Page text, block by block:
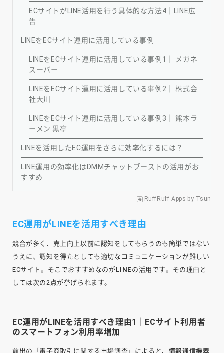
ECサイトがLINE活用を行う具体的な方法4｜LINE広
告
LINEをECサイト運用に活用している事例
LINEをECサイト運用に活用している事例1｜ メガネ
スーパー
LINEをECサイト運用に活用している事例2｜ 株式会
社大川
LINEをECサイト運用に活用している事例3｜ 熊本ラ
ーメン 黒亭
LINEを活用したEC運用をさらに効率化するには？
LINE運用の効率化はDMMチャットブーストの活用がお
すすめ
RuffRuff Apps by Tsun
EC運用がLINEを活用すべき理由
競合が多く、売上向上以前に認知をしてもらうのも簡単ではない
うえに、認知を得たとしても適切なコミュニケーションが難しい
ECサイト。そこでおすすめなのがLINE の活用です。その理由と
しては次の2点が挙げられます。
EC運用がLINEを活用すべき理由1｜ECサイト利用者
のスマートフォン利用率増加
前出の「電子商取引に関する市場調査」によると、 情報通信機器